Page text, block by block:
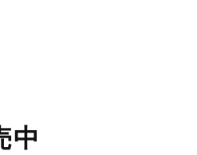
中